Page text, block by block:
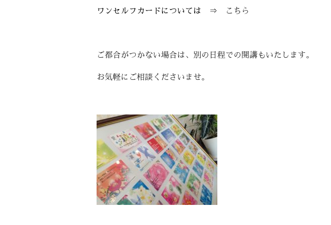
ワンセルフカードについては ⇒ こちら
ご都合がつかない場合は、別の日程での開講もいたします。
お気軽にご相談くださいませ。